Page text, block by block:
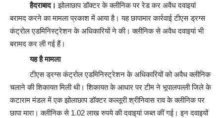
हैदराबाद। झोलाछाप डॉक्टर के क्लीनिक पर रेड कर अवैध दवाइयां
बरामद करने का मामला प्रकाश में आया है। यह छापामार कार्रवाई टीएस ड्रग्स
कंट्रोल एडमिनिस्ट्रेशन के अधिकारियों ने की। क्लीनिक से अवैध दवाइयां भी
बरामद कर ली गई हैं।
यह है मामला
टीएस ड्रग्स कंट्रोल एडमिनिस्ट्रेशन के अधिकारियों को अवैध क्लीनिक
चलाने की शिकायत मिली थी। शिकायत के आधार पर टीम ने भूपालपल्ली जिले के
कटाराम मंडल में एक झोलाछाप डॉक्टर कल्लूरी श्रीनिवास राव के क्लीनिक पर
छापा मारा। क्लीनिक से 1.02 लाख रुपये की दवाइयां जब्त कीं गई। इन दवाइयों